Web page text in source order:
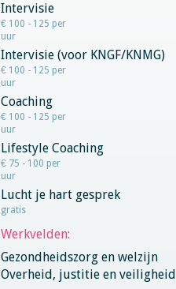
Intervisie
€ 100 - 125 per
uur
Intervisie (voor KNGF/KNMG)
€ 100 - 125 per
uur
Coaching
€ 100 - 125 per
uur
Lifestyle Coaching
€ 75 - 100 per
uur
Lucht je hart gesprek
gratis
Werkvelden:
Gezondheidszorg en welzijn
Overheid, justitie en veiligheid